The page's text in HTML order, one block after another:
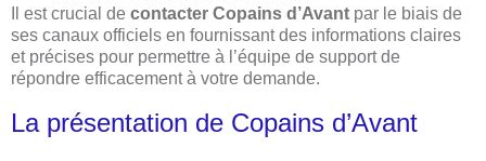
Il est crucial de contacter Copains d’Avant par le biais de
ses canaux officiels en fournissant des informations claires
et précises pour permettre à l’équipe de support de
répondre efficacement à votre demande.
La présentation de Copains d’Avant